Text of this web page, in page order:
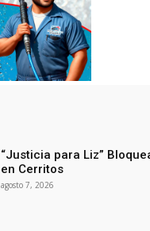
“Justicia para Liz”
en Cerritos
agosto 7, 2026